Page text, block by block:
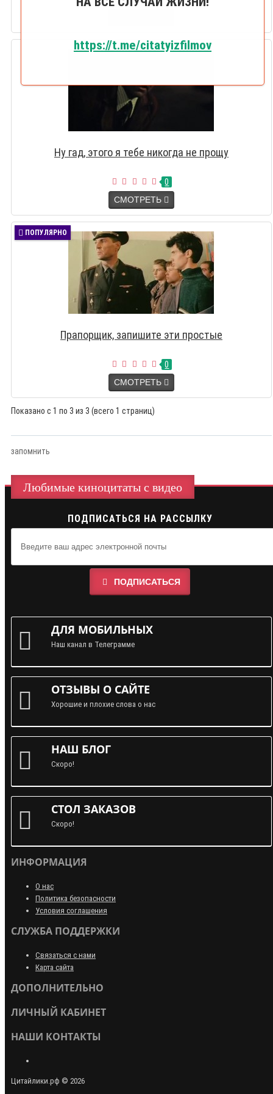
Ну гад, этого я тебе никогда не прощу
0
СМОТРЕТЬ
ПОПУЛЯРНО
Прапорщик, запишите эти простые
0
СМОТРЕТЬ
Показано с 1 по 3 из 3 (всего 1 страниц)
запомнить
Любимые киноцитаты с видео
ПОДПИСАТЬСЯ НА РАССЫЛКУ
ПОДПИСАТЬСЯ
ДЛЯ МОБИЛЬНЫХ
Наш канал в Телеграмме
ОТЗЫВЫ О САЙТЕ
Хорошие и плохие слова о нас
НАШ БЛОГ
Скоро!
СТОЛ ЗАКАЗОВ
Скоро!
ИНФОРМАЦИЯ
О нас
Политика безопасности
Условия соглашения
СЛУЖБА ПОДДЕРЖКИ
Связаться с нами
Карта сайта
ДОПОЛНИТЕЛЬНО
ЛИЧНЫЙ КАБИНЕТ
НАШИ КОНТАКТЫ
Цитайлики.рф © 2026
https://t.me/citatyizfilmov